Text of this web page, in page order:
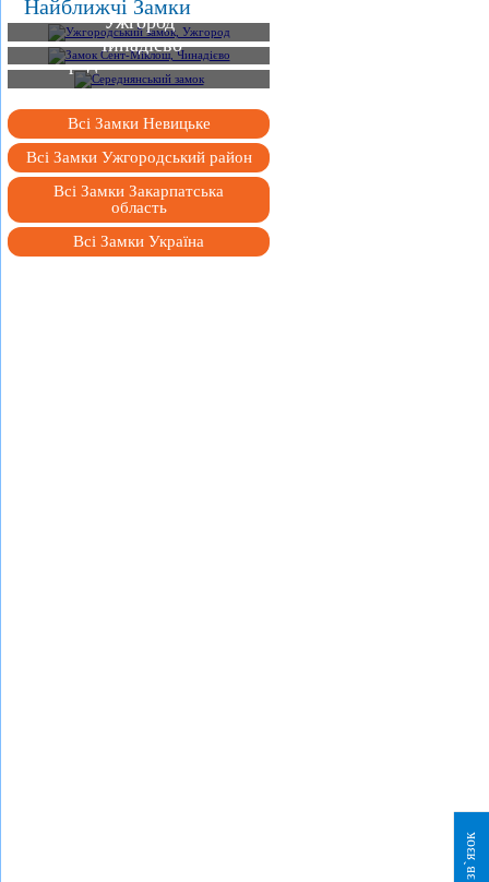
Найближчі Замки
Ужгород
Замок Сент-Міклош,
Чинадієво
Середнянський замок
Всі Замки Невицьке
Всі Замки Ужгородський район
Всі Замки Закарпатська
область
Всі Замки Україна